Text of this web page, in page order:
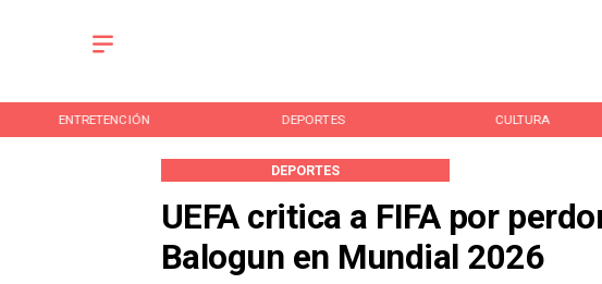
ENTRETENCIÓN DEPORTES CULTURA
UEFA critica a FIFA por
Balogun en Mundial 2026
DEPORTES